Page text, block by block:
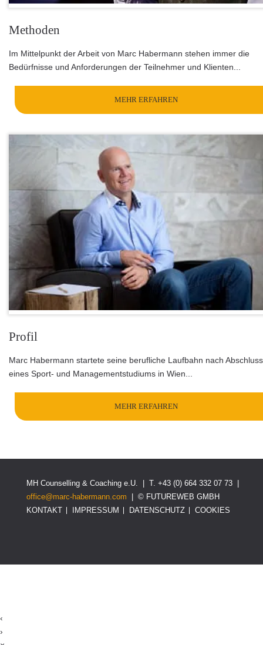
Methoden
Im Mittelpunkt der Arbeit von Marc Habermann stehen immer die
Bedürfnisse und Anforderungen der Teilnehmer und Klienten...
MEHR ERFAHREN
Profil
Marc Habermann startete seine berufliche Laufbahn nach Abschluss
eines Sport- und Managementstudiums in Wien...
MEHR ERFAHREN
MH Counselling & Coaching e.U. | T. +43 (0) 664 332 07 73 |
office@marc-habermann.com | © FUTUREWEB GMBH
KONTAKT
IMPRESSUM DATENSCHUTZ COOKIES
‹
›